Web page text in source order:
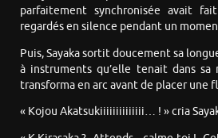
parfaitement synchronisée avait
regardés en silence pendant un
Puis, Sayaka sortit doucement sa
à instruments qu’elle tenait dans sa
transforma en arc avant de placer une
« Kojou Akatsukiiiiiiiiiiiiii… ! » cria